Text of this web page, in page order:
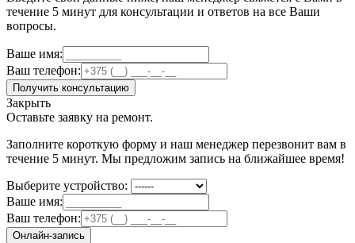
течение 5 минут для консультации и ответов на все Ваши
вопросы.
Ваше имя:
Ваш телефон:
Получить консультацию
Закрыть
Оставьте заявку на ремонт.
Заполните короткую форму и наш менеджер перезвонит вам в
течение 5 минут. Мы предложим запись на ближайшее время!
Выберите устройство:
Ваше имя:
Ваш телефон:
Онлайн-запись